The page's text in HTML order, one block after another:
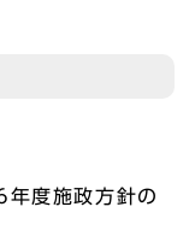
施政方針の